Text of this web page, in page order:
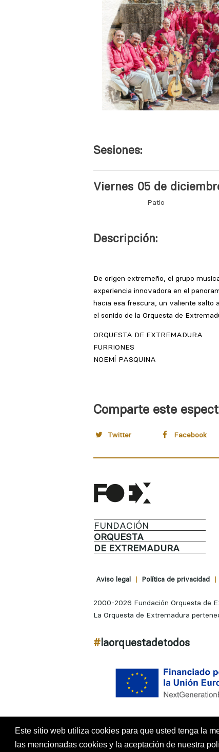
Este sitio web utiliza cookies para que usted tenga la
las mencionadas cookies y la aceptación de nuestra
Sesiones:
Viernes 05 de
Patio
Descripción:
Comparte este
Twitter Facebook
FUNDACIÓN
ORQUESTA
DE EXTREMADURA
Aviso legal | Política de privacidad |
2000-2026 Fundación Orquesta de
La Orquesta de Extremadura
#laorquestadetodos